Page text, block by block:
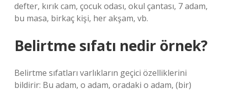
defter, kırık cam, çocuk odası, okul çantası, 7 adam,
bu masa, birkaç kişi, her akşam, vb.
Belirtme sıfatı nedir örnek?
Belirtme sıfatları varlıkların geçici özelliklerini
bildirir: Bu adam, o adam, oradaki o adam, (bir)